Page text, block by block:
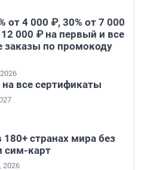
от 4 000 ₽, 30% от 7 000
12 000 ₽ на первый и все
заказы по промокоду
все сертификаты
180+ странах мира без
сим-карт
2026